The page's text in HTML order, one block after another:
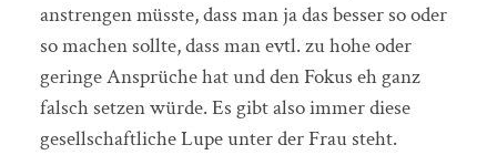
anstrengen müsste, dass man ja das besser so oder
so machen sollte, dass man evtl. zu hohe oder
geringe Ansprüche hat und den Fokus eh ganz
falsch setzen würde. Es gibt also immer diese
gesellschaftliche Lupe unter der Frau steht.